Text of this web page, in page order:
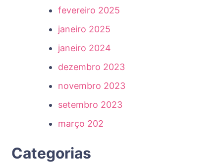
fevereiro 2025
janeiro 2025
janeiro 2024
dezembro 2023
novembro 2023
setembro 2023
março 202
Categorias